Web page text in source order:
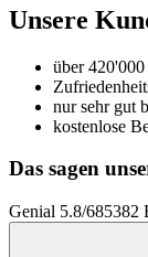
Unsere
über
nur sehr gut
kostenlose
Das sagen
Genial 5.8/685382